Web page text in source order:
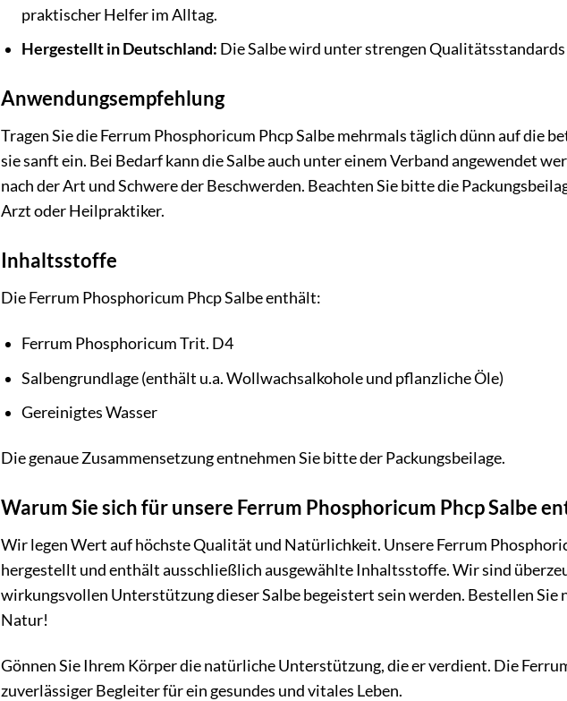
praktischer Helfer im Alltag.
Hergestellt in Deutschland: Die Salbe wird unter strengen
Anwendungsempfehlung
Tragen Sie die Ferrum Phosphoricum Phcp Salbe mehrmals täglich dünn auf die
sie sanft ein. Bei Bedarf kann die Salbe auch unter einem Verband angewendet
nach der Art und Schwere der Beschwerden. Beachten Sie bitte die
Arzt oder Heilpraktiker.
Inhaltsstoffe
Die Ferrum Phosphoricum Phcp Salbe enthält:
Ferrum Phosphoricum Trit. D4
Salbengrundlage (enthält u.a. Wollwachsalkohole und pflanzliche Öle)
Gereinigtes Wasser
Die genaue Zusammensetzung entnehmen Sie bitte der Packungsbeilage.
Warum Sie sich für unsere Ferrum Phosphoricum Phcp Salbe
Wir legen Wert auf höchste Qualität und Natürlichkeit. Unsere Ferrum
hergestellt und enthält ausschließlich ausgewählte Inhaltsstoffe. Wir sind
wirkungsvollen Unterstützung dieser Salbe begeistert sein werden. Bestellen Sie
Natur!
Gönnen Sie Ihrem Körper die natürliche Unterstützung, die er verdient. Die
zuverlässiger Begleiter für ein gesundes und vitales Leben.